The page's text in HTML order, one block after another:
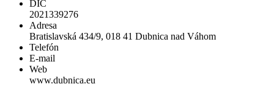
DIČ
2021339276
Adresa
Bratislavská 434/9, 018 41 Dubnica nad Váhom
Telefón
E-mail
Web
www.dubnica.eu